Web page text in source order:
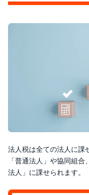
法人税は全ての法人に課
「普通法人」や協同組
法人」に課せられます。